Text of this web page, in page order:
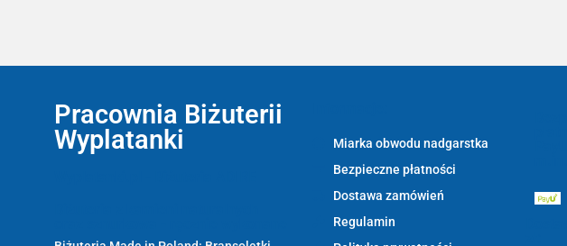
Pracownia Biżuterii
Wyplatanki
Miarka obwodu nadgarstka
Bezpieczne płatności
Dostawa zamówień
Regulamin